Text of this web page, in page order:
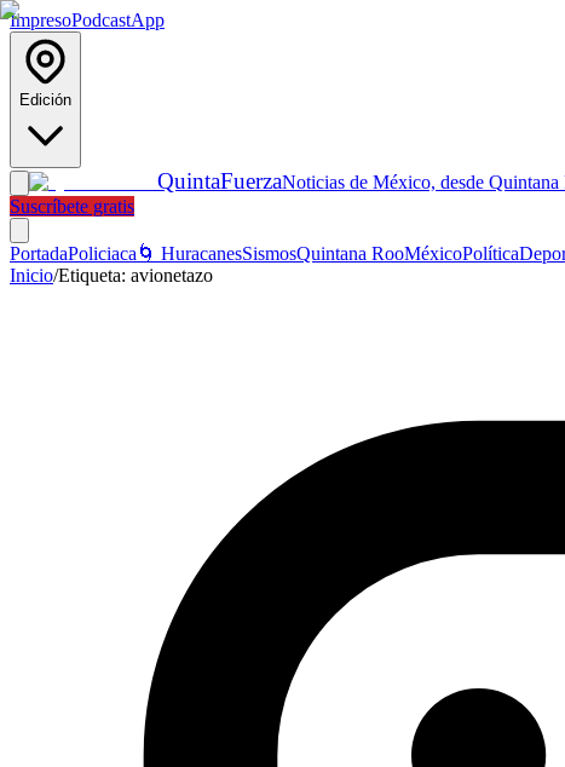
ImpresoPodcastApp
Edición
QuintaFuerzaNoticias de México, desde Quintana
Suscríbete gratis
PortadaPoliciaca 🌀 HuracanesSismosQuintana RooMéxicoPolítica
Inicio/Etiqueta: avionetazo